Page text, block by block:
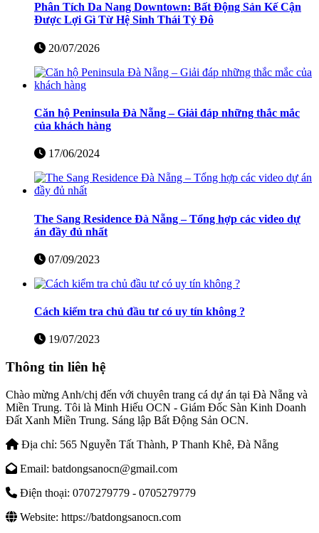
Phân Tích Da Nang Downtown: Bất Động Sản Kế Cận
Được Lợi Gì Từ Hệ Sinh Thái Tỷ Đô
20/07/2026
Căn hộ Peninsula Đà Nẵng – Giải đáp những thắc mắc
của khách hàng
17/06/2024
The Sang Residence Đà Nẵng – Tổng hợp các video dự
án đầy đủ nhất
07/09/2023
Cách kiểm tra chủ đầu tư có uy tín không ?
19/07/2023
Thông tin liên hệ
Chào mừng Anh/chị đến với chuyên trang cá dự án tại Đà Nẵng và
Miền Trung. Tôi là Minh Hiếu OCN - Giám Đốc Sàn Kinh Doanh
Đất Xanh Miền Trung. Sáng lập Bất Động Sản OCN.
Địa chỉ: 565 Nguyễn Tất Thành, P Thanh Khê, Đà Nẵng
Email: batdongsanocn@gmail.com
Điện thoại: 0707279779 - 0705279779
Website: https://batdongsanocn.com